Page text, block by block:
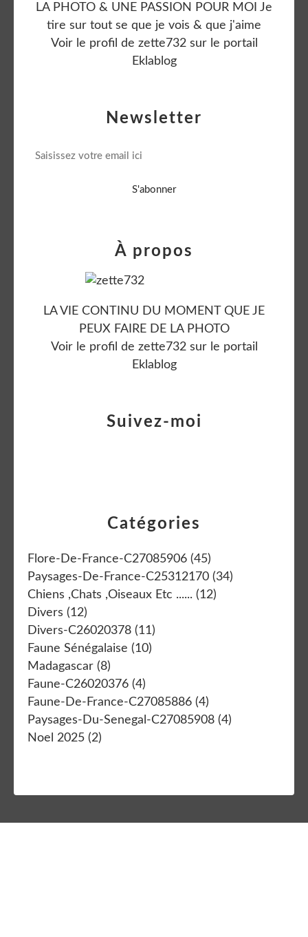
Newsletter
Catégories
Flore-De-France-C27085906 (45)
Paysages-De-France-C25312170 (34)
Chiens ,chats ,oiseaux Etc ...... (12)
Divers (12)
Divers-C26020378 (11)
Faune Sénégalaise (10)
Madagascar (8)
Faune-C26020376 (4)
Faune-De-France-C27085886 (4)
Paysages-Du-Senegal-C27085908 (4)
Noel 2025 (2)
LA PHOTO & UNE PASSION POUR MOI Je
tire sur tout se que je vois & que j'aime
Voir le profil de zette732sur le portail
Eklablog
Suivez-moi
À propos
LA VIE CONTINU DU MOMENT QUE JE
PEUX FAIRE DE LA PHOTO
Voir le profil de zette732sur le portail
Eklablog